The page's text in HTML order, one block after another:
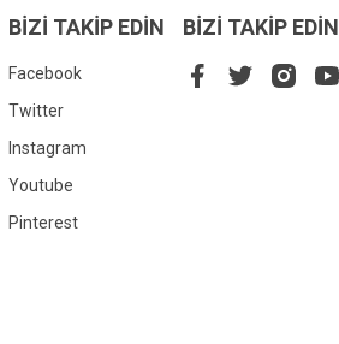
BİZİ TAKİP EDİN
Facebook
Twitter
Instagram
Youtube
Pinterest
BİZİ TAKİP EDİN